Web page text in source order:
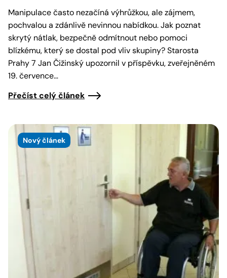
Manipulace často nezačíná výhrůžkou, ale zájmem,
pochvalou a zdánlivě nevinnou nabídkou. Jak poznat
skrytý nátlak, bezpečně odmítnout nebo pomoci
blízkému, který se dostal pod vliv skupiny? Starosta
Prahy 7 Jan Čižinský upozornil v příspěvku, zveřejněném
19. července…
Přečíst celý článek
Nový článek